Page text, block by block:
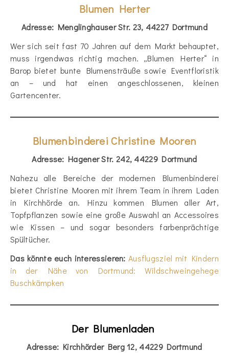
Blumen Herter
Adresse: Menglinghauser Str. 23, 44227 Dortmund
Wer sich seit fast 70 Jahren auf dem Markt behauptet,
muss irgendwas richtig machen. „Blumen Herter“ in
Barop bietet bunte Blumensträuße sowie Eventfloristik
an – und hat einen angeschlossenen, kleinen
Gartencenter.
Blumenbinderei Christine Mooren
Adresse: Hagener Str. 242, 44229 Dortmund
Nahezu alle Bereiche der modernen Blumenbinderei
bietet Christine Mooren mit ihrem Team in ihrem Laden
in Kirchhörde an. Hinzu kommen Blumen aller Art,
Topfpflanzen sowie eine große Auswahl an Accessoires
wie Kissen – und sogar besonders farbenprächtige
Spültücher.
Das könnte euch interessieren: Ausflugsziel mit Kindern
in der Nähe von Dortmund: Wildschweingehege
Buschkämpken
Der Blumenladen
Adresse: Kirchhörder Berg 12, 44229 Dortmund